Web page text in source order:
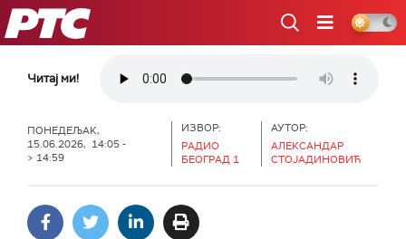
РТС
Читај ми!
ПОНЕДЕЉАК,
15.06.2026, 14:05 -
> 14:59
ИЗВОР:
РАДИО
БЕОГРАД 1
АУТОР:
АЛЕКСАНДАР
СТОЈАДИНОВИЋ